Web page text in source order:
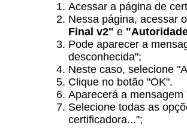
Acessar a página de
Nessa página, acessar
Final v2" e
Pode aparecer a
desconhecida";
Neste caso, selecione
Clique no botão "OK".
Aparecerá a
Selecione todas as
certificadora...";